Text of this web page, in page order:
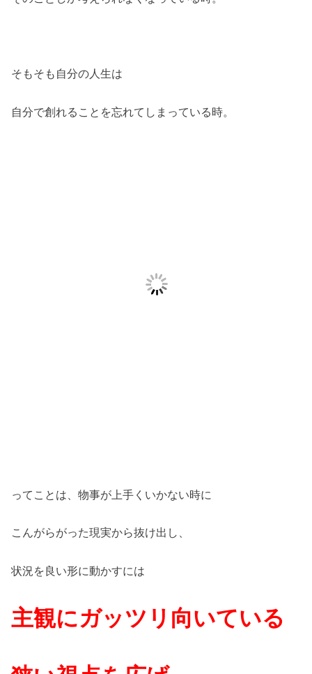
そもそも自分の人生は
自分で創れることを忘れてしまっている時。
ってことは、物事が上手くいかない時に
こんがらがった現実から抜け出し、
状況を良い形に動かすには
主観にガッツリ向いている